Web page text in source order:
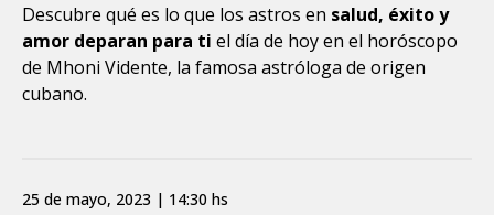
Descubre qué es lo que los astros en salud, éxito y
amor deparan para ti el día de hoy en el horóscopo
de Mhoni Vidente, la famosa astróloga de origen
cubano.
25 de mayo, 2023 | 14:30 hs